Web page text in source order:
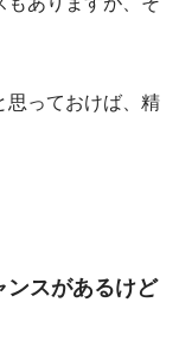
思っておけば、精
ンスがあるけど